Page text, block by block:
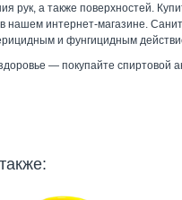
рук, а также поверхностей.
нашем интернет-магазине.
и фунгицидным
— покупайте спиртовой